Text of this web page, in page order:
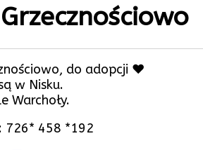
Grzecznościowo
do adopcji ♥️
w Nisku.
Warchoły.
726* 458 *192